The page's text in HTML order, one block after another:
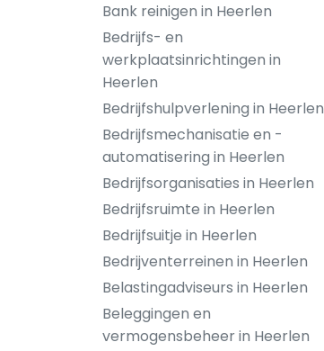
Bank reinigen in Heerlen
Bedrijfs- en
werkplaatsinrichtingen in
Heerlen
Bedrijfshulpverlening in Heerlen
Bedrijfsmechanisatie en -
automatisering in Heerlen
Bedrijfsorganisaties in Heerlen
Bedrijfsruimte in Heerlen
Bedrijfsuitje in Heerlen
Bedrijventerreinen in Heerlen
Belastingadviseurs in Heerlen
Beleggingen en
vermogensbeheer in Heerlen